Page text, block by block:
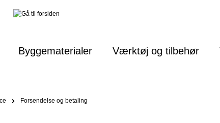
Byggematerialer Værktøj og tilbehør
Forsendelse og betaling